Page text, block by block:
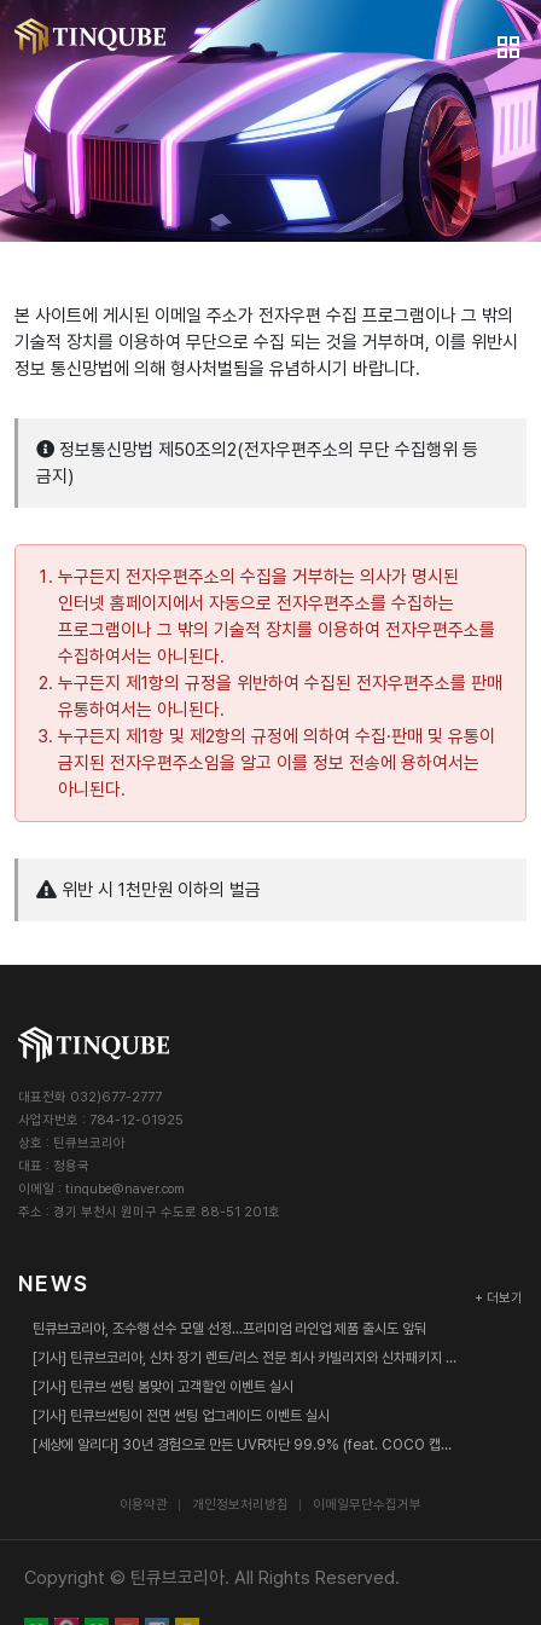
본 사이트에 게시된 이메일 주소가 전자우편 수집 프로그램이나 그 밖의
기술적 장치를 이용하여 무단으로 수집 되는 것을 거부하며, 이를 위반시
정보 통신망법에 의해 형사처벌됨을 유념하시기 바랍니다.
정보통신망법 제50조의2(전자우편주소의 무단 수집행위 등
금지)
누구든지 전자우편주소의 수집을 거부하는 의사가 명시된
인터넷 홈페이지에서 자동으로 전자우편주소를 수집하는
프로그램이나 그 밖의 기술적 장치를 이용하여 전자우편주소를
수집하여서는 아니된다.
누구든지 제1항의 규정을 위반하여 수집된 전자우편주소를 판매
유통하여서는 아니된다.
누구든지 제1항 및 제2항의 규정에 의하여 수집·판매 및 유통이
금지된 전자우편주소임을 알고 이를 정보 전송에 용하여서는
아니된다.
위반 시 1천만원 이하의 벌금
대표전화 032)677-2777
사업자번호 : 784-12-01925
상호 : 틴큐브코리아
대표 : 정용국
이메일 : tinqube@naver.com
주소 : 경기 부천시 원미구 수도로 88-51 201호
NEWS
+ 더보기
틴큐브코리아, 조수행 선수 모델 선정…프리미엄 라인업 제품 출시도 앞둬
[기사] 틴큐브코리아, 신차 장기 렌트/리스 전문 회사 카빌리지와 신차패키지 업무협약 체결
[기사] 틴큐브 썬팅 봄맞이 고객할인 이벤트 실시
[기사] 틴큐브썬팅이 전면 썬팅 업그레이드 이벤트 실시
[세상에 알리다] 30년 경험으로 만든 UVR차단 99.9% (feat. COCO 캡틴춘리)
이용약관 개인정보처리방침 이메일무단수집거부
Copyright © 틴큐브코리아. All Rights Reserved.